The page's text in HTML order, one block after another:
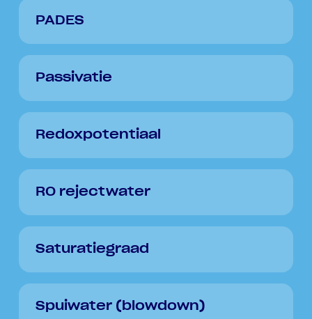
PADES
Passivatie
Redoxpotentiaal
RO rejectwater
Saturatiegraad
Spuiwater (blowdown)